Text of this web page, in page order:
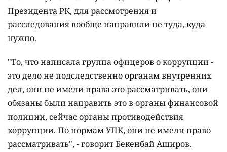
Президента РК, для рассмотрения и
расследования вообще направили не туда, куда
нужно.
"То, что написала группа офицеров о коррупции -
это дело не подследственно органам внутренних
дел, они не имели права это рассматривать, они
обязаны были направить это в органы финансовой
полиции, сейчас органы противодействия
коррупции. По нормам УПК, они не имели право
рассматривать", - говорит Бекенбай Аширов.